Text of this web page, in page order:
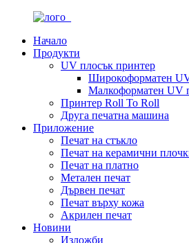
Начало
Продукти
UV плосък принтер
Широкоформатен
Малкоформатен UV
Принтер Roll To Roll
Друга печатна машина
Приложение
Печат на стъкло
Печат на керамични
Печат на платно
Метален печат
Дървен печат
Печат върху кожа
Акрилен печат
Новини
Изложби